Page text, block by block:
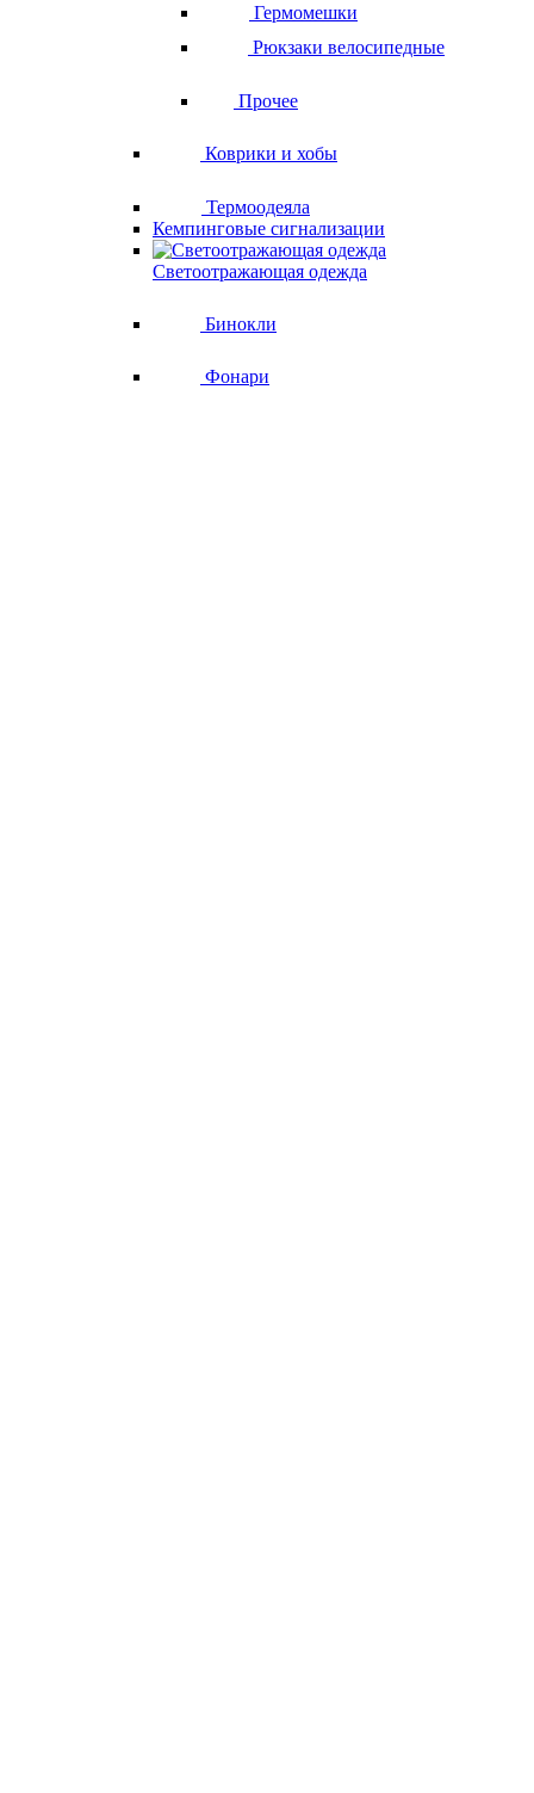
Гермомешки
Рюкзаки велосипедные
Прочее
Коврики и хобы
Термоодеяла
Кемпинговые сигнализации
Светоотражающая одежда
Бинокли
Фонари